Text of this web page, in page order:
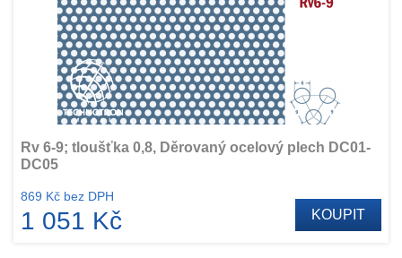
Rv 6-9; tloušťka 0,8, Děrovaný ocelový plech DC01-
DC05
869 Kč bez DPH
1 051 Kč KOUPIT